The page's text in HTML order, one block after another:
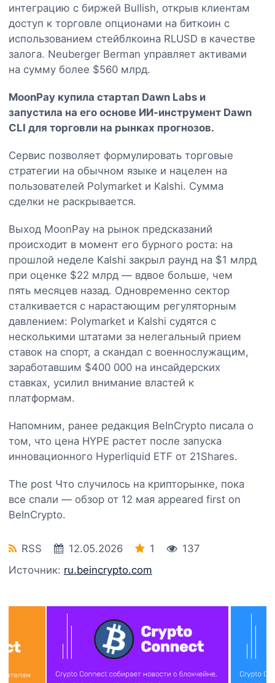
интеграцию с биржей Bullish, открыв клиентам
доступ к торговле опционами на биткоин с
использованием стейблкоина RLUSD в качестве
залога. Neuberger Berman управляет активами
на сумму более $560 млрд.
MoonPay купила стартап Dawn Labs и
запустила на его основе ИИ-инструмент Dawn
CLI для торговли на рынках прогнозов.
Сервис позволяет формулировать торговые
стратегии на обычном языке и нацелен на
пользователей Polymarket и Kalshi. Сумма
сделки не раскрывается.
Выход MoonPay на рынок предсказаний
происходит в момент его бурного роста: на
прошлой неделе Kalshi закрыл раунд на $1 млрд
при оценке $22 млрд — вдвое больше, чем
пять месяцев назад. Одновременно сектор
сталкивается с нарастающим регуляторным
давлением: Polymarket и Kalshi судятся с
несколькими штатами за нелегальный прием
ставок на спорт, а скандал с военнослужащим,
заработавшим $400 000 на инсайдерских
ставках, усилил внимание властей к
платформам.
Напомним, ранее редакция BeInCrypto писала о
том, что цена HYPE растет после запуска
инновационного Hyperliquid ETF от 21Shares.
The post Что случилось на крипторынке, пока
все спали — обзор от 12 мая appeared first on
BeInCrypto.
RSS 12.05.2026 1
137
Источник: ru.beincrypto.com